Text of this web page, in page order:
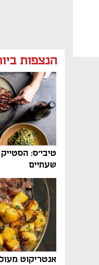
הנצפות
טיבי'ס:
שעתיים
אנטריקוט